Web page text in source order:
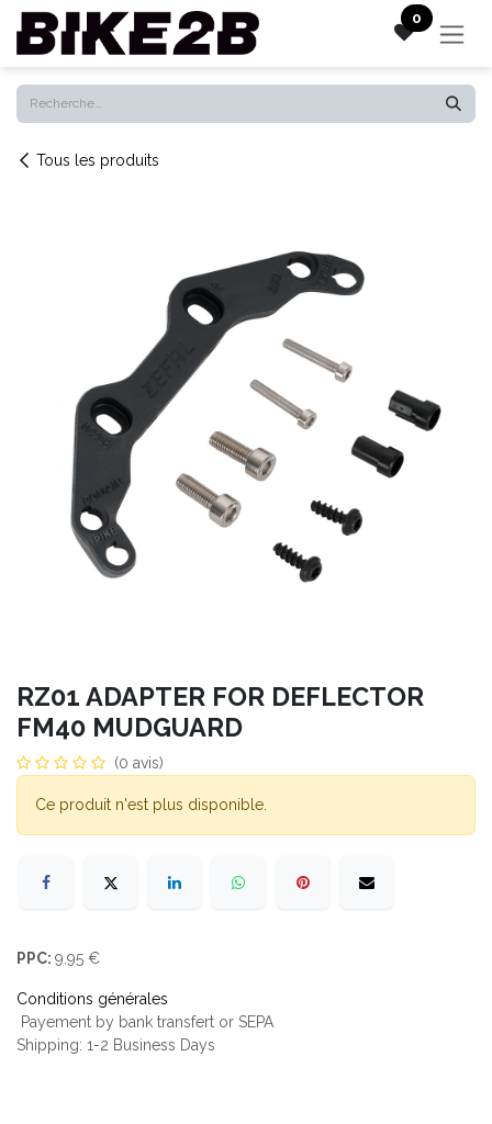
Se rendre au contenu 0
Tous les produits
RZ01 ADAPTER FOR DEFLECTOR
FM40 MUDGUARD
(0 avis)
Ce produit n'est plus disponible.
PPC: 9.95 €
Conditions générales
Payement by bank transfert or SEPA
Shipping: 1-2 Business Days